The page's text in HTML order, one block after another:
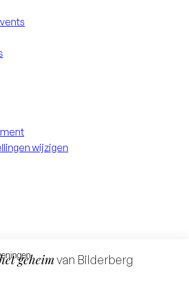
wijzigen
geheimvan Bilderberg